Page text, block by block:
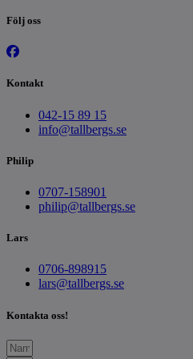
Följ oss
Kontakt
042-15 89 15
info@tallbergs.se
Philip
0707-158901
philip@tallbergs.se
Lars
0706-898915
lars@tallbergs.se
Kontakta oss!